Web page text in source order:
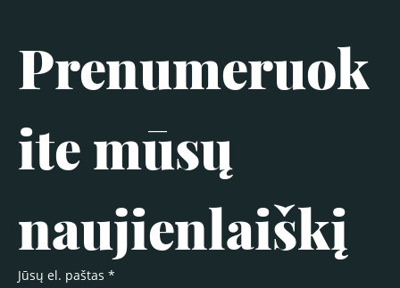
Prenumeruok
ite mūsų
naujienlaiškį
Jūsų el. paštas *